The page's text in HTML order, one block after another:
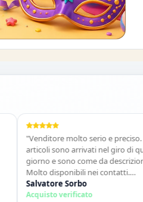
DEL 10%
"Venditore molto serio e preciso. Gli
articoli sono arrivati nel giro di qualche
giorno e sono come da descrizione.
Molto disponibili nei contatti.
Consigliato."
Salvatore Sorbo
Acquisto verificato